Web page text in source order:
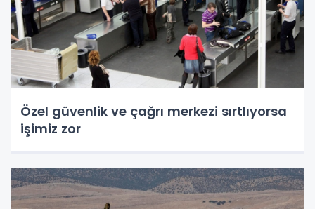
Özel güvenlik ve çağrı merkezi sırtlıyorsa
işimiz zor